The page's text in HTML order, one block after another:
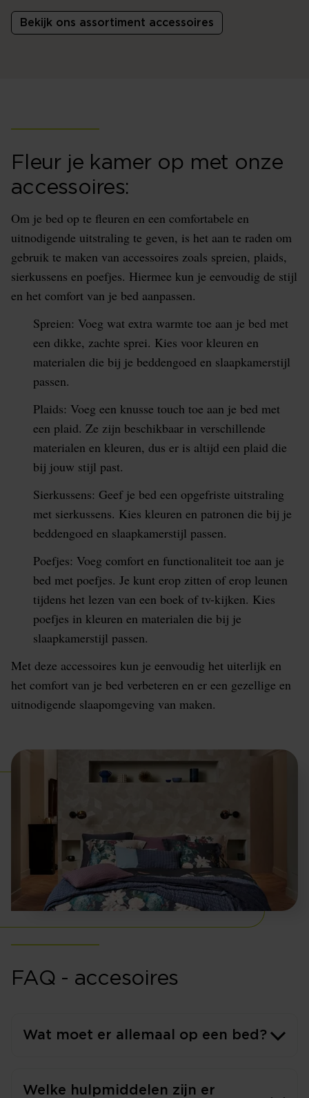
Bekijk ons assortiment accessoires
Fleur je kamer op met onze
accessoires:
Om je bed op te fleuren en een comfortabele en
uitnodigende uitstraling te geven, is het aan te raden om
gebruik te maken van accessoires zoals spreien, plaids,
sierkussens en poefjes. Hiermee kun je eenvoudig de stijl
en het comfort van je bed aanpassen.
Spreien: Voeg wat extra warmte toe aan je bed met
een dikke, zachte sprei. Kies voor kleuren en
materialen die bij je beddengoed en slaapkamerstijl
passen.
Plaids: Voeg een knusse touch toe aan je bed met
een plaid. Ze zijn beschikbaar in verschillende
materialen en kleuren, dus er is altijd een plaid die
bij jouw stijl past.
Sierkussens: Geef je bed een opgefriste uitstraling
met sierkussens. Kies kleuren en patronen die bij je
beddengoed en slaapkamerstijl passen.
Poefjes: Voeg comfort en functionaliteit toe aan je
bed met poefjes. Je kunt erop zitten of erop leunen
tijdens het lezen van een boek of tv-kijken. Kies
poefjes in kleuren en materialen die bij je
slaapkamerstijl passen.
Met deze accessoires kun je eenvoudig het uiterlijk en
het comfort van je bed verbeteren en er een gezellige en
uitnodigende slaapomgeving van maken.
FAQ - accesoires
Wat moet er allemaal op een bed?
Welke hulpmiddelen zijn er